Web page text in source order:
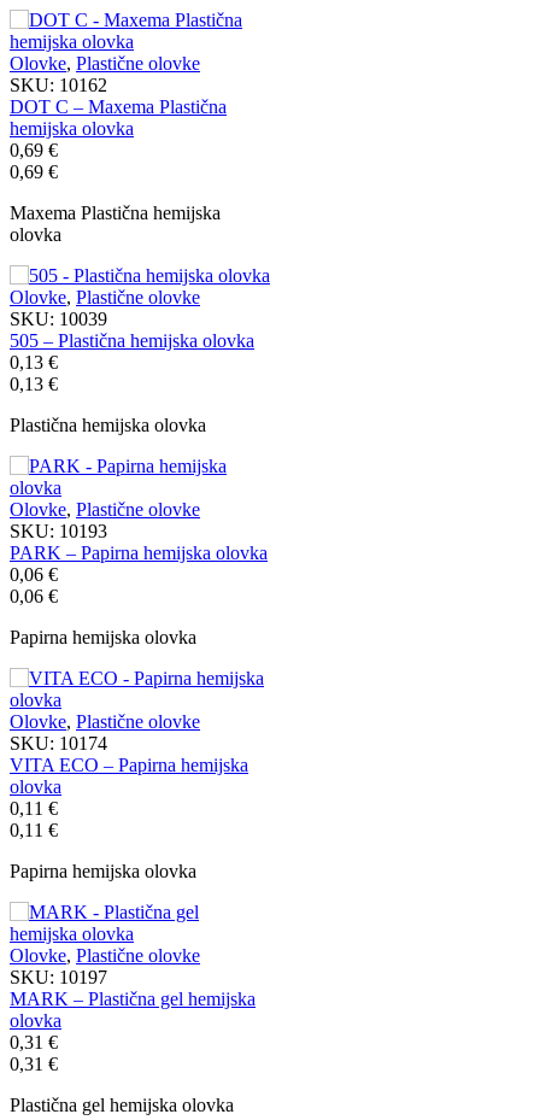
Olovke, Plastične olovke
SKU: 10162
DOT C – Maxema Plastična
hemijska olovka
0,69 €
0,69 €
Maxema Plastična hemijska
olovka
Olovke, Plastične olovke
SKU: 10039
505 – Plastična hemijska olovka
0,13 €
0,13 €
Plastična hemijska olovka
Olovke, Plastične olovke
SKU: 10193
PARK – Papirna hemijska olovka
0,06 €
0,06 €
Papirna hemijska olovka
Olovke, Plastične olovke
SKU: 10174
VITA ECO – Papirna hemijska
olovka
0,11 €
0,11 €
Papirna hemijska olovka
Olovke, Plastične olovke
SKU: 10197
MARK – Plastična gel hemijska
olovka
0,31 €
0,31 €
Plastična gel hemijska olovka